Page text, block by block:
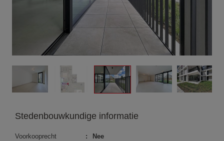
Stedenbouwkundige informatie
Voorkooprecht :
Nee